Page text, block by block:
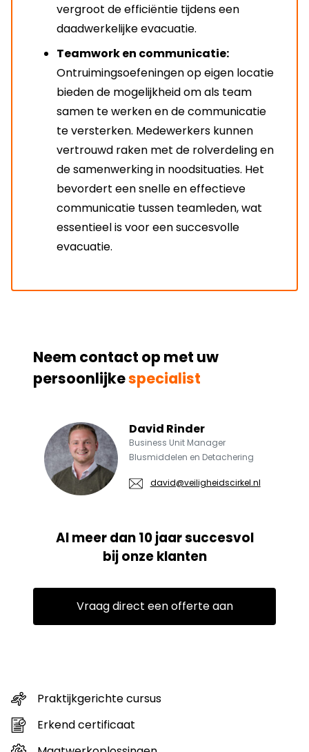
vergroot de efficiëntie tijdens een
daadwerkelijke evacuatie.
Teamwork en communicatie:
Ontruimingsoefeningen op eigen locatie
bieden de mogelijkheid om als team
samen te werken en de communicatie
te versterken. Medewerkers kunnen
vertrouwd raken met de rolverdeling en
de samenwerking in noodsituaties. Het
bevordert een snelle en effectieve
communicatie tussen teamleden, wat
essentieel is voor een succesvolle
evacuatie.
Neem contact op met uw
persoonlijkespecialist
David Rinder
Business Unit Manager
Blusmiddelen en Detachering
david@veiligheidscirkel.nl
Al meer dan 10 jaar succesvol
bij onze klanten
Vraag direct een offerte aan
Praktijkgerichte cursus
Erkend certificaat